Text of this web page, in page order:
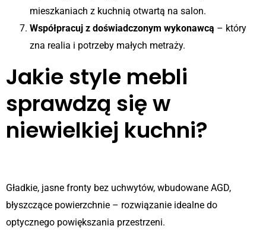
mieszkaniach z kuchnią otwartą na salon.
Współpracuj z doświadczonym wykonawcą – który
zna realia i potrzeby małych metraży.
Jakie style mebli
sprawdzą się w
niewielkiej kuchni?
Gładkie, jasne fronty bez uchwytów, wbudowane AGD,
błyszczące powierzchnie – rozwiązanie idealne do
optycznego powiększania przestrzeni.